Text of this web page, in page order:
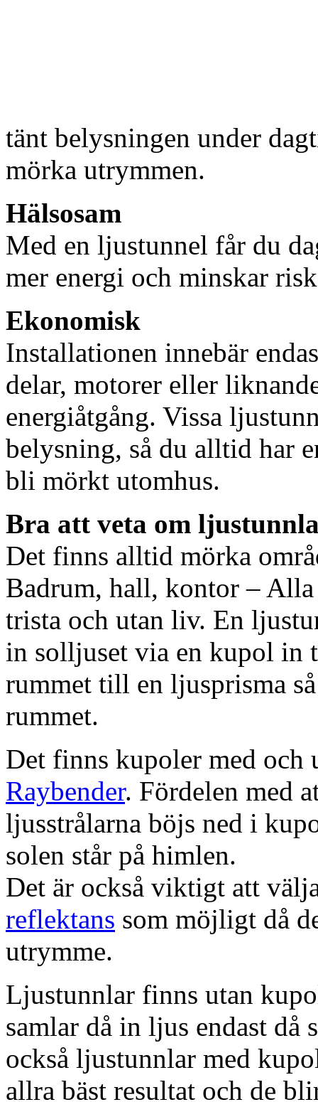
tänt belysningen under
mörka utrymmen.
Hälsosam
Med en ljustunnel får du
mer energi och minskar
Ekonomisk
Installationen innebär
delar, motorer eller
energiåtgång. Vissa
belysning, så du alltid har
bli mörkt utomhus.
Bra att veta om
Det finns alltid mörka
Badrum, hall, kontor – Alla
trista och utan liv. En
in solljuset via en kupol in
rummet till en ljusprisma
rummet.
Det finns kupoler med och
Raybender. Fördelen med
ljusstrålarna böjs ned i
solen står på himlen.
Det är också viktigt att
reflektans som möjligt då
utrymme.
Ljustunnlar finns utan
samlar då in ljus endast då
också ljustunnlar med
allra bäst resultat och de